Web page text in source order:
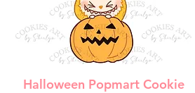
Vista rápida
Halloween Popmart Cookie